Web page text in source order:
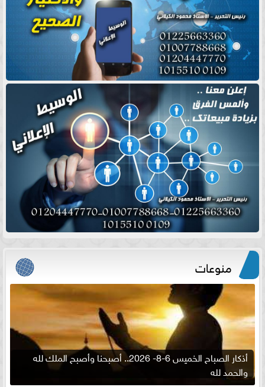
منوعات
أذكار الصباح الخميس 6-8- 2026.. أصبحنا وأصبح الملك لله
والحمد لله